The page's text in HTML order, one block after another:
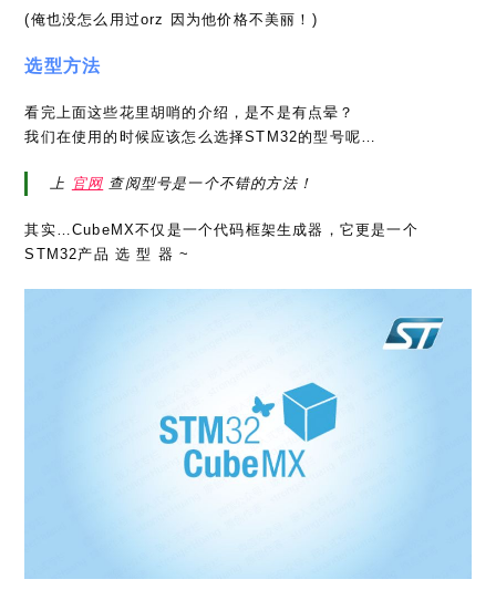
(俺也没怎么用过orz 因为他价格不美丽！)
选型方法
看完上面这些花里胡哨的介绍，是不是有点晕？
我们在使用的时候应该怎么选择STM32的型号呢…
上 官网 查阅型号是一个不错的方法！
其实…CubeMX不仅是一个代码框架生成器，它更是一个
STM32产品 选 型 器 ~